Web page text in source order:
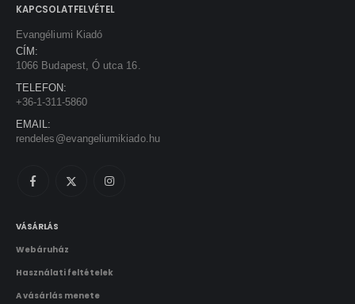
Evangéliumi Kiadó
CÍM:
TELEFON:
EMAIL: